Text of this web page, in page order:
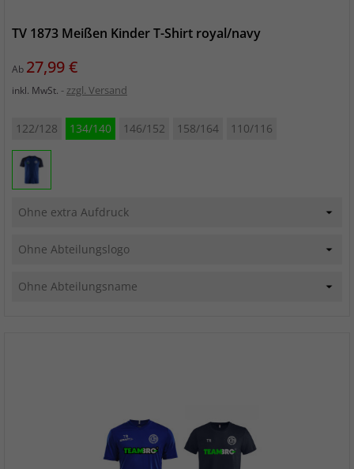
TV 1873 Meißen Kinder T-Shirt royal/navy
Ab Preis
27,99 €
inkl. MwSt. zzgl. Versand
122/128 134/140 146/152 158/164 110/116